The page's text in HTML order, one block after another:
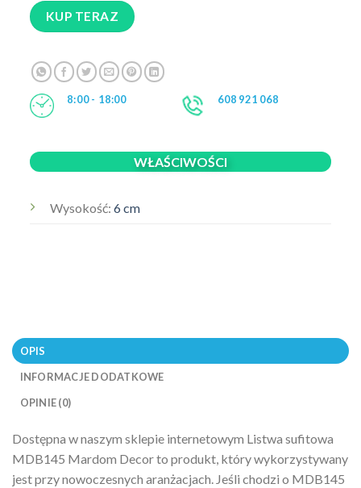
KUP TERAZ
8:00 - 18:00 608 921 068
WŁAŚCIWOŚCI
Wysokość:6 cm
OPIS
INFORMACJE DODATKOWE
OPINIE (0)
Dostępna w naszym sklepie internetowym Listwa sufitowa
MDB145 Mardom Decor to produkt, który wykorzystywany
jest przy nowoczesnych aranżacjach. Jeśli chodzi o MDB145